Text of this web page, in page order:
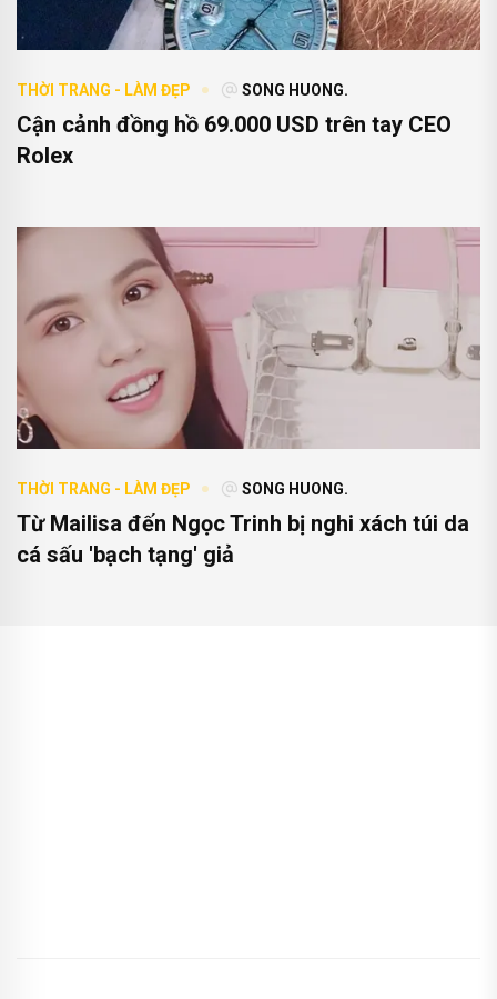
THỜI TRANG - LÀM ĐẸP SONG HUONG.
Cận cảnh đồng hồ 69.000 USD trên tay CEO
Rolex
THỜI TRANG - LÀM ĐẸP SONG HUONG.
Từ Mailisa đến Ngọc Trinh bị nghi xách túi da
cá sấu 'bạch tạng' giả